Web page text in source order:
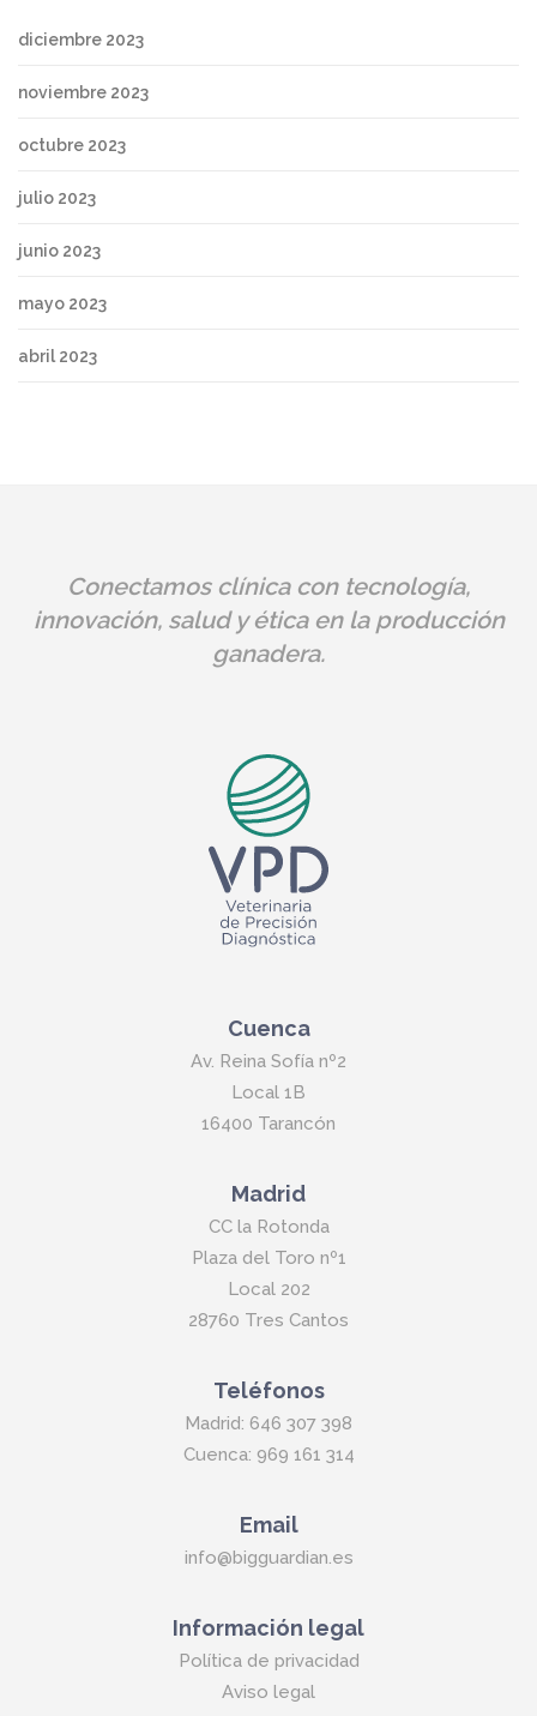
diciembre 2023
noviembre 2023
octubre 2023
julio 2023
junio 2023
mayo 2023
abril 2023
Conectamos clínica con tecnología,
innovación, salud y ética en la producción
ganadera.
Cuenca
Av. Reina Sofía nº2
Local 1B
16400 Tarancón
Madrid
CC la Rotonda
Plaza del Toro nº1
Local 202
28760 Tres Cantos
Teléfonos
Madrid: 646 307 398
Cuenca: 969 161 314
Email
info@bigguardian.es
Información legal
Política de privacidad
Aviso legal